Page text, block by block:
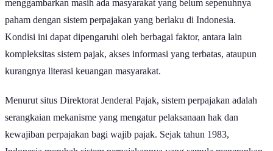
paham dengan sistem perpajakan yang berlaku di Indonesia.
Kondisi ini dapat dipengaruhi oleh berbagai faktor, antara lain
kompleksitas sistem pajak, akses informasi yang terbatas, ataupun
kurangnya literasi keuangan masyarakat.
serangkaian mekanisme yang mengatur pelaksanaan hak dan
kewajiban perpajakan bagi wajib pajak. Sejak tahun 1983,
Indonesia merubah sistem perpajakannya yang semula menerapkan